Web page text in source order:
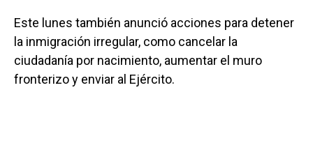
Este lunes también anunció acciones para detener
la inmigración irregular, como cancelar la
ciudadanía por nacimiento, aumentar el muro
fronterizo y enviar al Ejército.